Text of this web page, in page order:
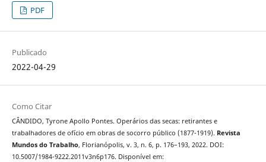
PDF
Publicado
2022-04-29
Como Citar
CÂNDIDO, Tyrone Apollo Pontes. Operários das secas: retirantes e
trabalhadores de ofício em obras de socorro público (1877-1919). Revista
Mundos do Trabalho, Florianópolis, v. 3, n. 6, p. 176–193, 2022. DOI:
10.5007/1984-9222.2011v3n6p176. Disponível em: